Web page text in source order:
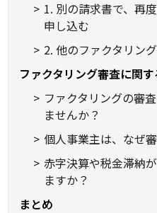
1. 別の請求書で、再
申し込む
2. 他のファクタリン
ファクタリング審査に関
ファクタリングの審
ませんか？
個人事業主は、なぜ
赤字決算や税金滞納
ますか？
まとめ